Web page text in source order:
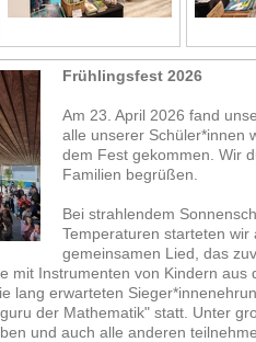
Frühlingsfest 2026
Am 23. April 2026 fand
alle unserer Schüler*innen
dem Fest gekommen. Wir
Familien begrüßen.
Bei strahlendem
Temperaturen starteten
gemeinsamen Lied, das
mit Instrumenten von Kindern aus
lang erwarteten
der Mathematik" statt. Unter
und auch alle anderen